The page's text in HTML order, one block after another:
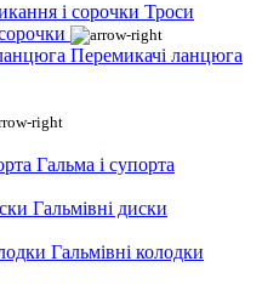
Троси
Перемикачі ланцюга
Гальма і супорта
Гальмівні диски
Гальмівні колодки